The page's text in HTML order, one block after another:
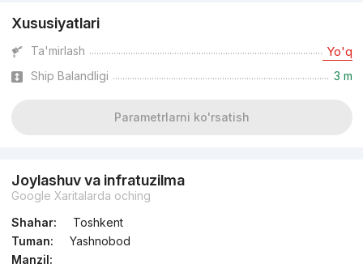
Xususiyatlari
Ta'mirlash Yo'q
Ship Balandligi 3 m
Parametrlarni ko'rsatish
Joylashuv va infratuzilma
Google Xaritalarda oching
Shahar:
Toshkent
Tuman:
Yashnobod
Manzil: